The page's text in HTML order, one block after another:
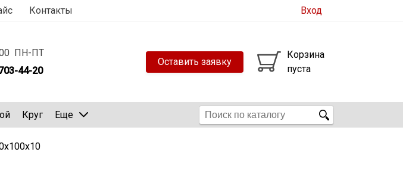
Контакты Вход
ПН-ПТ
44-20
Корзина
пуста
Оставить заявку
Круг Еще